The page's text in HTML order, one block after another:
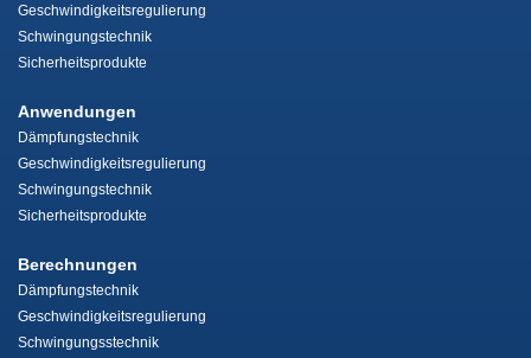
Geschwindigkeitsregulierung
Schwingungstechnik
Sicherheitsprodukte
Anwendungen
Dämpfungstechnik
Geschwindigkeitsregulierung
Schwingungstechnik
Sicherheitsprodukte
Berechnungen
Dämpfungstechnik
Geschwindigkeitsregulierung
Schwingungsstechnik